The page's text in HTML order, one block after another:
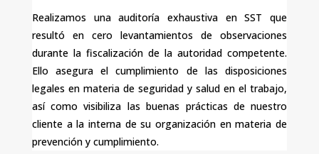
Realizamos una auditoría exhaustiva en SST que
resultó en cero levantamientos de observaciones
durante la fiscalización de la autoridad competente.
Ello asegura el cumplimiento de las disposiciones
legales en materia de seguridad y salud en el trabajo,
así como visibiliza las buenas prácticas de nuestro
cliente a la interna de su organización en materia de
prevención y cumplimiento.